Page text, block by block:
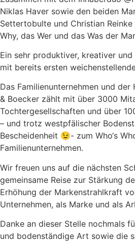
Niklas Haver sowie den beiden
Settertobulte und Christian
Why, das Wer und das Was der
Ein sehr produktiver, kreativer
mit bereits ersten
Das Familienunternehmen und
& Boecker zählt mit über 3000
Tochtergesellschaften und über
– und trotz westpfälischer
Bescheidenheit 😉- zum Who‘s
Familienunternehmen.
Wir freuen uns auf die nächsten
gemeinsame Reise zur Stärkung
Erhöhung der Markenstrahlkraft
Unternehmen, als Marke und als
Danke an dieser Stelle nochmals
und bodenständige Art sowie die